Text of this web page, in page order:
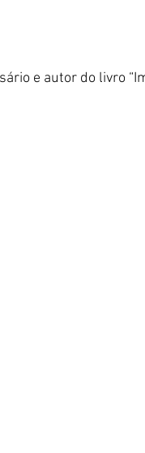
e autor do livro